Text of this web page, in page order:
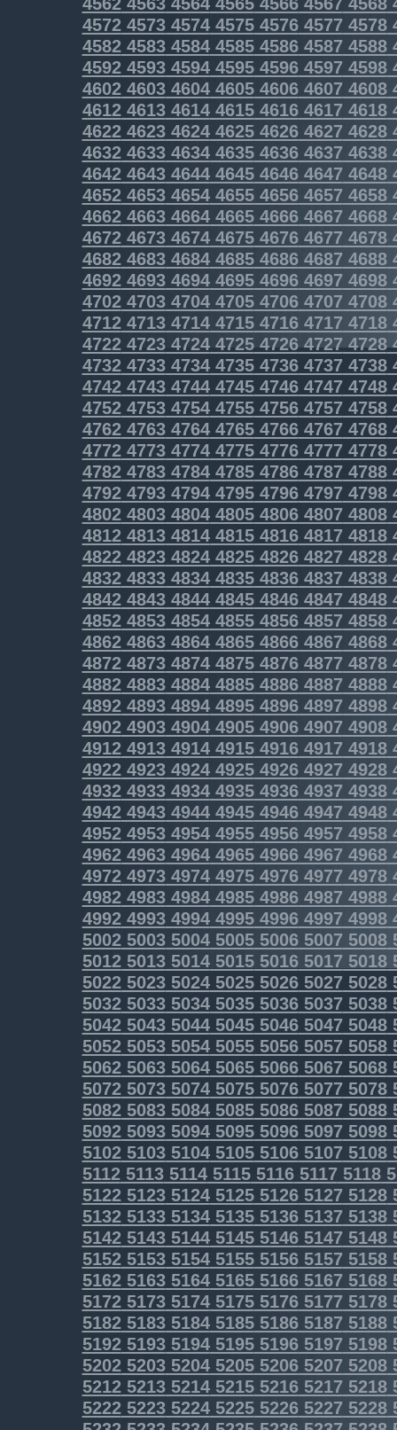
457245734574457545764577 4578
458245834584458545864587 4588
459245934594459545964597 4598
460246034604460546064607 4608
461246134614461546164617 4618
462246234624462546264627 4628
463246334634463546364637 4638
464246434644464546464647 4648
465246534654465546564657 4658
466246634664466546664667 4668
467246734674467546764677 4678
468246834684468546864687 4688
469246934694469546964697 4698
470247034704470547064707 4708
471247134714471547164717 4718
4722472347244725472647274728
4732473347344735473647374738
4742474347444745474647474748
4752475347544755475647574758
4762476347644765476647674768
4772477347744775477647774778
4782478347844785478647874788
4792479347944795479647974798
4802480348044805480648074808
4812481348144815481648174818
4822482348244825482648274828
4832483348344835483648374838
4842484348444845484648474848
4852485348544855485648574858
486248634864486548664867 4868
487248734874487548764877 4878
488248834884488548864887 4888
489248934894489548964897 4898
490249034904490549064907 4908
491249134914491549164917 4918
492249234924492549264927 4928
493249334934493549364937 4938
494249434944494549464947 4948
495249534954495549564957 4958
496249634964496549664967 4968
497249734974497549764977 4978
498249834984498549864987 4988
499249934994499549964997 4998
500250035004500550065007 5008
501250135014501550165017 5018
5022502350245025502650275028
5032503350345035503650375038
5042504350445045504650475048
5052505350545055505650575058
5062506350645065506650675068
5072507350745075507650775078
5082508350845085508650875088
5092509350945095509650975098
5102510351045105510651075108
5112511351145115511651175118
5122512351245125512651275128
5132513351345135513651375138
5142514351445145514651475148
5152515351545155515651575158
5162516351645165516651675168
517251735174517551765177 5178
518251835184518551865187 5188
519251935194519551965197 5198
520252035204520552065207 5208
521252135214521552165217 5218
522252235224522552265227 5228